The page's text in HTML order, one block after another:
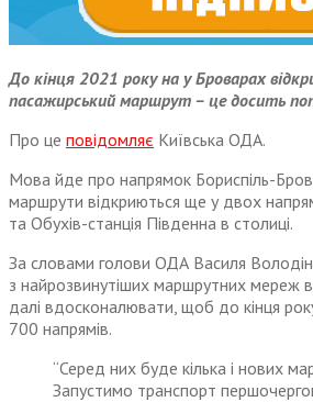
До кінця 2021 року на у Броварах
пасажирський маршрут – це досить
Про це повідомляє Київська ОДА.
Мова йде про напрямок Бориспіль-
маршрути відкриються ще у двох
та Обухів-станція Південна в столиці.
За словами голови ОДА Василя
з найрозвинутіших маршрутних мереж в
далі вдосконалювати, щоб до кінця
700 напрямів.
“Серед них буде кілька і нових
Запустимо транспорт